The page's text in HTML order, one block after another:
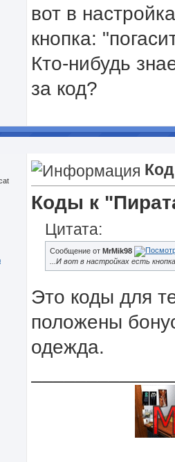
вот в
кнопка:
Кто-нибудь
за код?
Коды к
Цитата:
Сообщение от MrMik98
...И вот в настройках есть
Это коды для
положены
одежда.